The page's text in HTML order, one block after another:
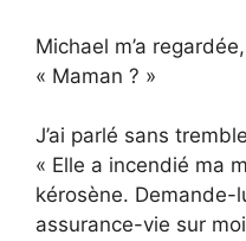
Michael m’a
« Maman ? »
J’ai parlé sans
« Elle a incendié ma
kérosène. Demande-
assurance-vie sur